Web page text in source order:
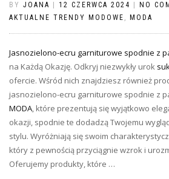
BY JOANA 12 CZERWCA 2024 NO
AKTUALNE TRENDY MODOWE , MODA
Jasnozielono-ecru garniturowe spodnie z
na Każdą Okazję. Odkryj niezwykły urok
ofercie. Wśród nich znajdziesz również
jasnozielono-ecru garniturowe spodnie z
MODA, które prezentują się wyjątkowo
okazji, spodnie te dodadzą Twojemu
stylu. Wyróżniają się swoim
który z pewnością przyciągnie wzrok i
Oferujemy produkty, które …